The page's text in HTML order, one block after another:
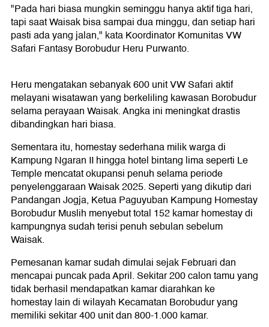
"Pada hari biasa mungkin seminggu hanya aktif tiga hari,
tapi saat Waisak bisa sampai dua minggu, dan setiap hari
pasti ada yang jalan," kata Koordinator Komunitas VW
Safari Fantasy Borobudur Heru Purwanto.
Heru mengatakan sebanyak 600 unit VW Safari aktif
melayani wisatawan yang berkeliling kawasan Borobudur
selama perayaan Waisak. Angka ini meningkat drastis
dibandingkan hari biasa.
Sementara itu, homestay sederhana milik warga di
Kampung Ngaran II hingga hotel bintang lima seperti Le
Temple mencatat okupansi penuh selama periode
penyelenggaraan Waisak 2025. Seperti yang dikutip dari
Pandangan Jogja, Ketua Paguyuban Kampung Homestay
Borobudur Muslih menyebut total 152 kamar homestay di
kampungnya sudah terisi penuh sebulan sebelum
Waisak.
Pemesanan kamar sudah dimulai sejak Februari dan
mencapai puncak pada April. Sekitar 200 calon tamu yang
tidak berhasil mendapatkan kamar diarahkan ke
homestay lain di wilayah Kecamatan Borobudur yang
memiliki sekitar 400 unit dan 800-1.000 kamar.